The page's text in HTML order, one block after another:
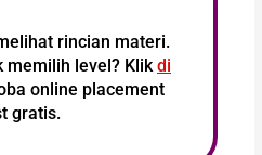
rincian materi.
memilih level? Klikdi
online placement
gratis.